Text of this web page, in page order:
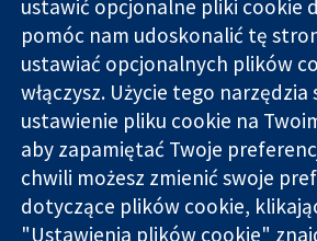
Wiarygodne dane
naukowe.
Świadome
decyzje.
Lepsze zdrowie.
Square
Londyn
W1G 0AN
Wielka Brytania
ustawić opcjonalne pliki cookie
pomóc nam udoskonalić tę
ustawiać opcjonalnych plików
włączysz. Użycie tego
ustawienie pliku cookie na
aby zapamiętać Twoje
chwili możesz zmienić swoje
dotyczące plików cookie,
"Ustawienia plików cookie"